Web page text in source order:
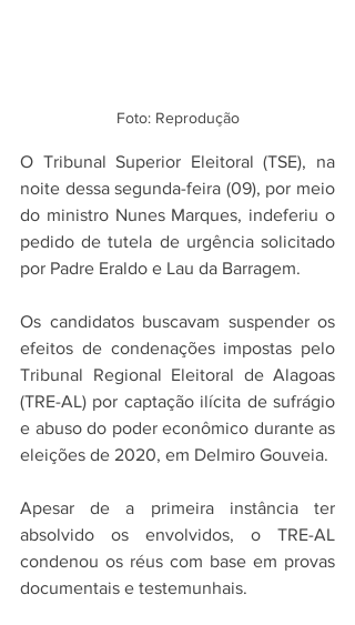
Foto: Reprodução
O Tribunal Superior Eleitoral (TSE), na
noite dessa segunda-feira (09), por meio
do ministro Nunes Marques, indeferiu o
pedido de tutela de urgência solicitado
por Padre Eraldo e Lau da Barragem.
Os candidatos buscavam suspender os
efeitos de condenações impostas pelo
Tribunal Regional Eleitoral de Alagoas
(TRE-AL) por captação ilícita de sufrágio
e abuso do poder econômico durante as
eleições de 2020, em Delmiro Gouveia.
Apesar de a primeira instância ter
absolvido os envolvidos, o TRE-AL
condenou os réus com base em provas
documentais e testemunhais.